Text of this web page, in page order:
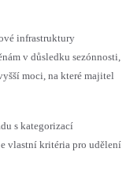
infrastruktury
v důsledku sezónnosti,
moci, na které majitel
s kategorizací
vlastní kritéria pro udělení